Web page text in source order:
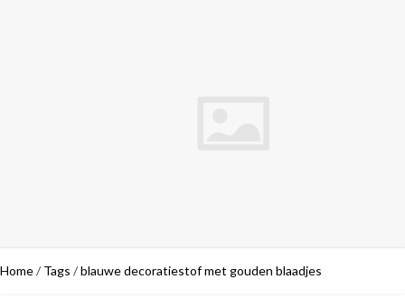
Home/ Tags /blauwe decoratiestof met gouden blaadjes